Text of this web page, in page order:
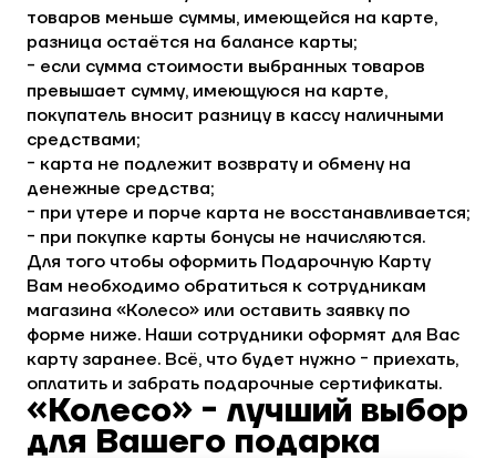
товаров меньше суммы, имеющейся на карте,
разница остаётся на балансе карты;
- если сумма стоимости выбранных товаров
превышает сумму, имеющуюся на карте,
покупатель вносит разницу в кассу наличными
средствами;
- карта не подлежит возврату и обмену на
денежные средства;
- при утере и порче карта не восстанавливается;
- при покупке карты бонусы не начисляются.
Для того чтобы оформить Подарочную Карту
Вам необходимо обратиться к сотрудникам
магазина «Колесо» или оставить заявку по
форме ниже. Наши сотрудники оформят для Вас
карту заранее. Всё, что будет нужно - приехать,
оплатить и забрать подарочные сертификаты.
«Колесо» - лучший выбор
для Вашего подарка